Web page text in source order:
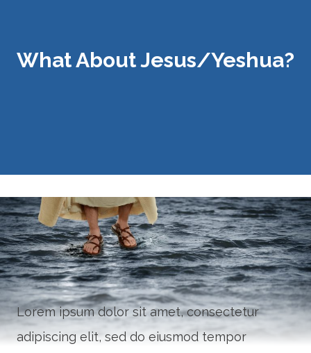
What About Jesus/Yeshua?
Lorem ipsum dolor sit amet, consectetur
adipiscing elit, sed do eiusmod tempor